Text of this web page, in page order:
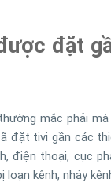
đặt
mắc phải
đặt tivi gần các
điện thoại, cục
loạn kênh, nhảy